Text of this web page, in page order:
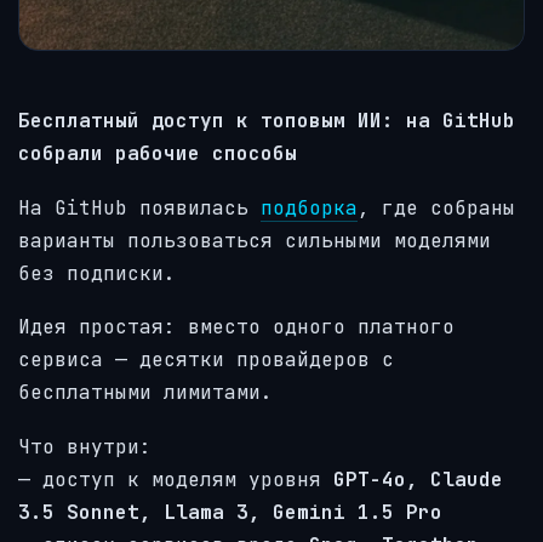
Бесплатный доступ к топовым ИИ: на GitHub
собрали рабочие способы
На GitHub появилась подборка, где собраны
варианты пользоваться сильными моделями
без подписки.
Идея простая: вместо одного платного
сервиса — десятки провайдеров с
бесплатными лимитами.
Что внутри:
— доступ к моделям уровня GPT-4o, Claude
3.5 Sonnet, Llama 3, Gemini 1.5 Pro